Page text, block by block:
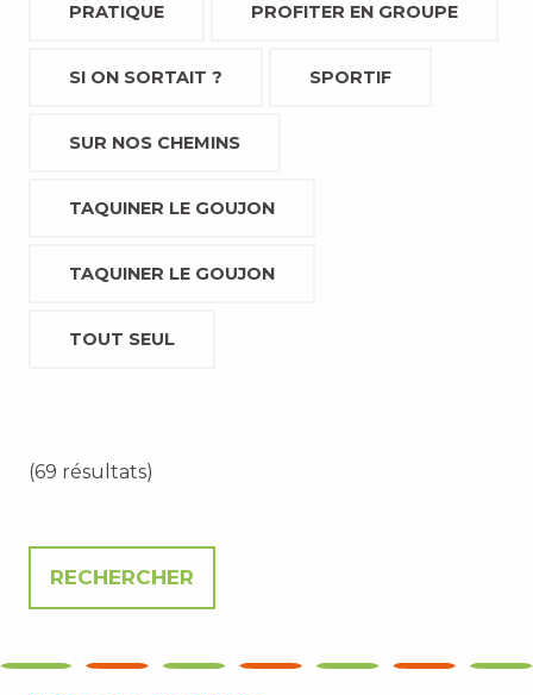
PRATIQUE PROFITER EN GROUPE
SI ON SORTAIT ? SPORTIF
SUR NOS CHEMINS
TAQUINER LE GOUJON
TAQUINER LE GOUJON
TOUT SEUL
(69 résultats)